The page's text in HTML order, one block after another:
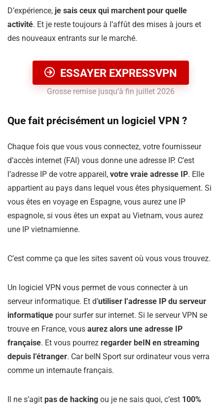
D’expérience, je sais ceux qui marchent pour quelle
activité. Et je reste toujours à l’affût des mises à jours et
des nouveaux entrants sur le marché.
ESSAYER EXPRESSVPN
Grosse remise jusqu’à fin juillet 2026
Que fait précisément un logiciel VPN ?
Chaque fois que vous vous connectez, votre fournisseur
d’accès internet (FAI) vous donne une adresse IP. C’est
l’adresse IP de votre appareil, votre vraie adresse IP. Elle
appartient au pays dans lequel vous êtes physiquement. Si
vous êtes en voyage en Espagne, vous aurez une IP
espagnole, si vous êtes un expat au Vietnam, vous aurez
une IP vietnamienne.
C’est comme ça que les sites savent où vous vous trouvez.
Un logiciel VPN vous permet de vous connecter à un
serveur informatique. Et d’utiliser l’adresse IP du serveur
informatique pour surfer sur internet. Si le serveur VPN se
trouve en France, vous aurez alors une adresse IP
française. Et vous pourrez regarder beIN en streaming
depuis l’étranger. Car beIN Sport sur ordinateur vous verra
comme un internaute français.
Il ne s’agit pas de hacking ou je ne sais quoi, c’est 100%